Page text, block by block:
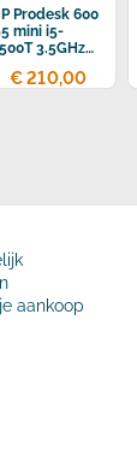
Prodesk 600
mini i5-
3.5GHz
256GB SSD
€ 210,00
aankoop